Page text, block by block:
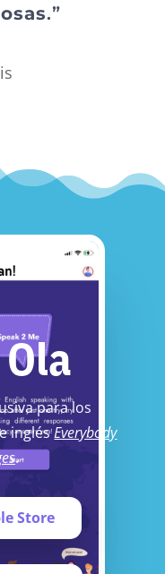
.”
para los
inglésEverybody
.
Store